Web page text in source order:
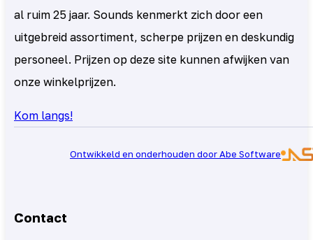
al ruim 25 jaar. Sounds kenmerkt zich door een
uitgebreid assortiment, scherpe prijzen en deskundig
personeel. Prijzen op deze site kunnen afwijken van
onze winkelprijzen.
Kom langs!
Ontwikkeld en onderhouden door Abe Software
Contact